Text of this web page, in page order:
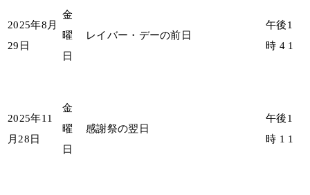
2025年8月
29日
金
曜
日
レイバー・デーの前日
午後1
時 4 1
2025年11
月28日
金
曜
日
感謝祭の翌日
午後1
時 1 1